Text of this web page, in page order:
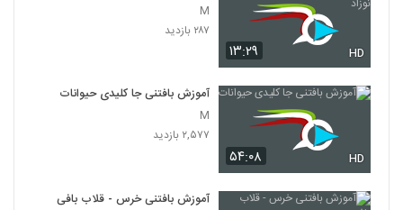
۱۳:۲۹ HD
M
۲۸۷ بازدید
۵۴:۰۸ HD
آموزش بافتنی جا کلیدی حیوانات
M
۲,۵۷۷ بازدید
آموزش بافتنی خرس - قلاب بافی